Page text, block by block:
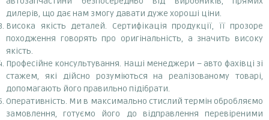
дилерів, що дає нам змогу давати дуже хороші ціни.
Висока якість деталей. Сертифікація продукції, її прозоре
походження говорять про оригінальність, а значить високу
якість.
Професійне консультування. Наші менеджери – авто фахівці зі
стажем, які дійсно розуміються на реалізованому товарі,
допомагають його правильно підібрати.
Оперативність. Ми в максимально стислий термін обробляємо
замовлення, готуємо його до відправлення перевіреними